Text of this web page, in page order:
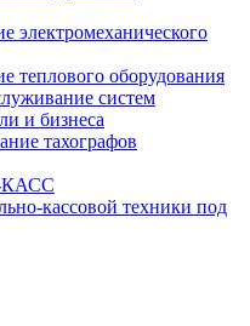
электромеханического
теплового оборудования
систем
и бизнеса
тахографов
кассовой техники под